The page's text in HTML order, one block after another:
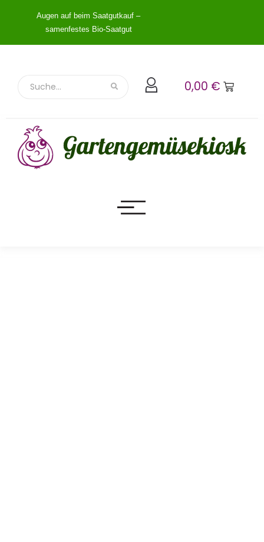
Augen auf beim Saatgutkauf –
samenfestes Bio-Saatgut
0,00 €